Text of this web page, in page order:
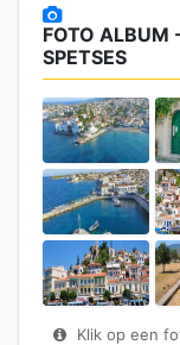
FOTO ALBUM
SPETSES
Klik op een